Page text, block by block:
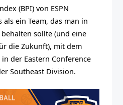
(BPI) von ESPN
ein Team, das man in
sollte (und eine
die Zukunft), mit dem
der Eastern Conference
Southeast Division.